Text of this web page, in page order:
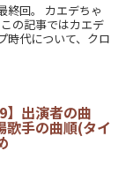
終回。 カエデちゃ
の記事ではカエデ
時代について、クロ
】出演者の曲
歌手の曲順(タイ